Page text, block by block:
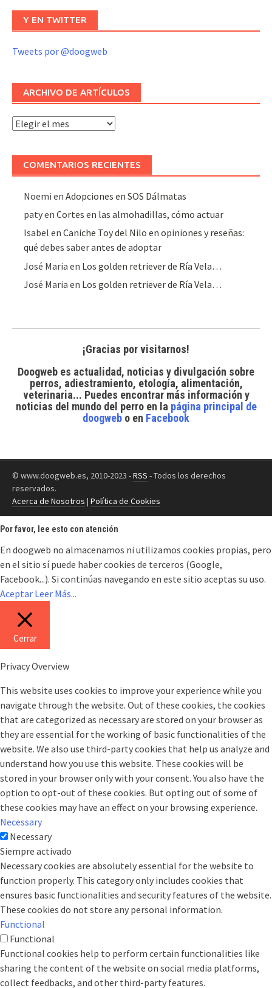
Y EN TWITTER
Tweets por @doogweb
ARCHIVO DE ARTÍCULOS
Archivo
COMENTARIOS RECIENTES
Noemi enAdopciones en SOS Dálmatas
patyenCortes en las almohadillas, cómo actuar
Isabel enCaniche Toy del Nilo en opiniones y reseñas:
qué debes saber antes de adoptar
José Maria en Los golden retriever de Ría Vela…
José Maria en Los golden retriever de Ría Vela…
¡Gracias por visitarnos!
Doogweb es actualidad, noticias y divulgación sobre
perros, adiestramiento, etología, alimentación,
veterinaria... Puedes encontrar más información y
noticias del mundo del perroen la página principal de
doogweb o en Facebook
© www.doogweb.es, 2010-2023 -RSS - Todos los derechos
reservados.
Acerca de Nosotros | Política de Cookies
Por favor, lee esto con atención
En doogweb no almacenamos ni utilizamos cookies propias, pero
en el sitio sí puede haber cookies de terceros (Google,
Facebook...). Si continúas navegando en este sitio aceptas su uso.
Aceptar Leer Más...
Cerrar
Privacy Overview
This website uses cookies to improve your experience while you
navigate through the website. Out of these cookies, the cookies
that are categorized as necessary are stored on your browser as
they are essential for the working of basic functionalities of the
website. We also use third-party cookies that help us analyze and
understand how you use this website. These cookies will be
stored in your browser only with your consent. You also have the
option to opt-out of these cookies. But opting out of some of
these cookies may have an effect on your browsing experience.
Necessary
Necessary
Siempre activado
Necessary cookies are absolutely essential for the website to
function properly. This category only includes cookies that
ensures basic functionalities and security features of the website.
These cookies do not store any personal information.
Functional
Functional
Functional cookies help to perform certain functionalities like
sharing the content of the website on social media platforms,
collect feedbacks, and other third-party features.